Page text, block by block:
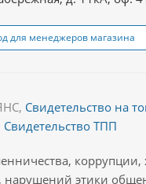
для менеджеров магазина
Свидетельство на
Свидетельство ТПП
нарушений этики